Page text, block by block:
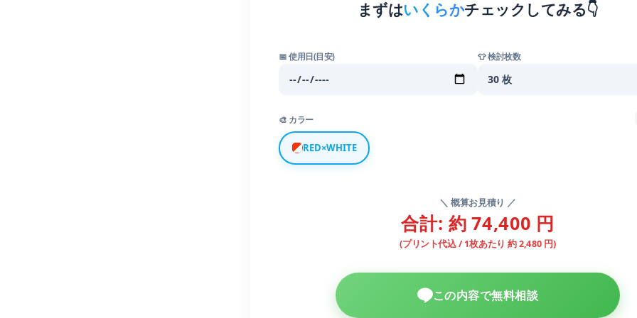
まずはいくらかチェックしてみる👇
📅 使用日(目安) 👕 検討枚数
🎨 カラー
RED×WHITE
＼ 概算お見積り ／
合計: 約 74,400 円
(プリント代込 / 1枚あたり 約 2,480 円)
この内容で無料相談